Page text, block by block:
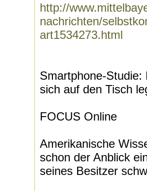
http://
nachrichten/
art1534273.html
Smartphone-
sich auf den Tisch
FOCUS Online
Amerikanische
schon der Anblick
seines Besitzer